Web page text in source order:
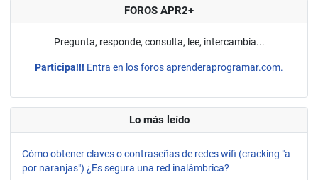
FOROS APR2+
Pregunta, responde, consulta, lee, intercambia...
Participa!!! Entra en los foros aprenderaprogramar.com.
Lo más leído
Cómo obtener claves o contraseñas de redes wifi (cracking "a
por naranjas") ¿Es segura una red inalámbrica?